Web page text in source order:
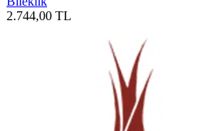
2.744,00 TL